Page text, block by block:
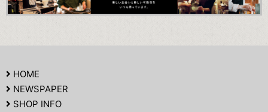
HOME
NEWSPAPER
SHOP INFO